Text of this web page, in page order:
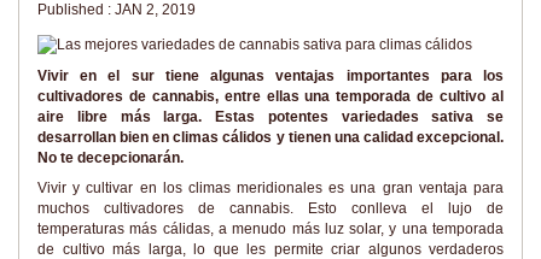
Published : JAN 2, 2019
Vivir en el sur tiene algunas ventajas importantes para los
cultivadores de cannabis, entre ellas una temporada de cultivo al
aire libre más larga. Estas potentes variedades sativa se
desarrollan bien en climas cálidos y tienen una calidad excepcional.
No te decepcionarán.
Vivir y cultivar en los climas meridionales es una gran ventaja para
muchos cultivadores de cannabis. Esto conlleva el lujo de
temperaturas más cálidas, a menudo más luz solar, y una temporada
de cultivo más larga, lo que les permite criar algunos verdaderos